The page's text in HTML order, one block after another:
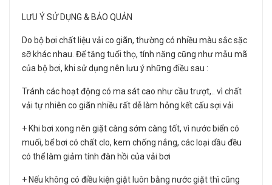
LƯU Ý SỬ DỤNG & BẢO QUẢN
Do bộ bơi chất liệu vải co giãn, thường có nhiều màu sắc sặc
sỡ khác nhau. Để tăng tuổi thọ, tính năng cũng như mẫu mã
của bộ bơi, khi sử dụng nên lưu ý những điều sau :
Tránh các hoạt động có ma sát cao như cầu trượt,.. vì chất
vải tự nhiên co giãn nhiều rất dễ làm hỏng kết cấu sợi vải
+ Khi bơi xong nên giặt càng sớm càng tốt, vì nước biển có
muối, bể bơi có chất clo, kem chống nắng, các loại dầu đều
có thể làm giảm tính đàn hồi của vải bơi
+ Nếu không có điều kiện giặt luôn bằng nước giặt thì cũng